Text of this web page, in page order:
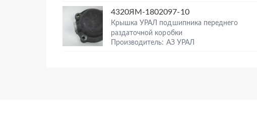
4320ЯМ-1802097-10
Крышка УРАЛ подшипника переднего
раздаточной коробки
Производитель: АЗ УРАЛ